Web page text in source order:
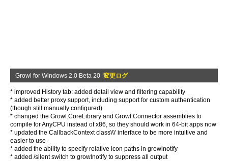
Growl for Windows 2.0 Beta 20 変更ログ
* improved History tab: added detail view and filtering capability
* added better proxy support, including support for custom authentication
(though still manually configured)
* changed the Growl.CoreLibrary and Growl.Connector assemblies to
compile for AnyCPU instead of x86, so they should work in 64-bit apps now
* updated the CallbackContext class\\\' interface to be more intuitive and
easier to use
* added the ability to specify relative icon paths in growlnotify
* added /silent switch to growlnotify to suppress all output